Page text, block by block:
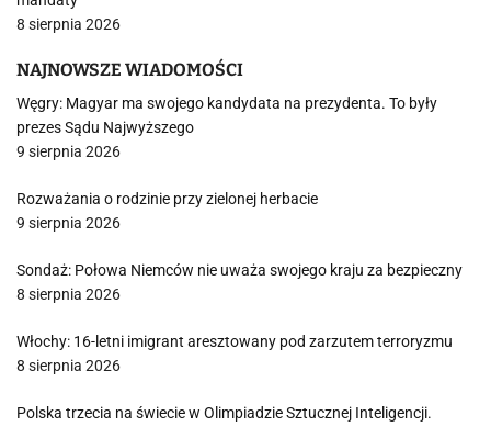
8 sierpnia 2026
NAJNOWSZE WIADOMOŚCI
Węgry: Magyar ma swojego kandydata na prezydenta. To były
prezes Sądu Najwyższego
9 sierpnia 2026
Rozważania o rodzinie przy zielonej herbacie
9 sierpnia 2026
Sondaż: Połowa Niemców nie uważa swojego kraju za bezpieczny
8 sierpnia 2026
Włochy: 16-letni imigrant aresztowany pod zarzutem terroryzmu
8 sierpnia 2026
Polska trzecia na świecie w Olimpiadzie Sztucznej Inteligencji.